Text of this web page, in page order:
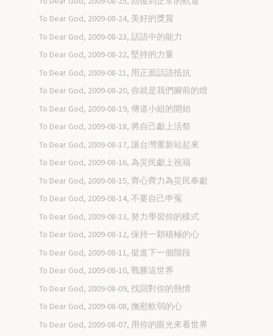
To Dear God, 2009-08-24, 美好的獎賞
To Dear God, 2009-08-23, 話語中的能力
To Dear God, 2009-08-22, 堅持的力量
To Dear God, 2009-08-21, 用正面話語抵抗
To Dear God, 2009-08-20, 你就是我們腳前的燈
To Dear God, 2009-08-19, 傳道小組的開始
To Dear God, 2009-08-18, 將自己獻上活祭
To Dear God, 2009-08-17, 讓台灣重新站起來
To Dear God, 2009-08-16, 為災民獻上祝福
To Dear God, 2009-08-15, 齊心齊力為災民奉獻
To Dear God, 2009-08-14, 不要自己申冤
To Dear God, 2009-08-13, 努力學習你的樣式
To Dear God, 2009-08-12, 保持一顆積極的心
To Dear God, 2009-08-11, 挺進下一個階段
To Dear God, 2009-08-10, 戰勝這世界
To Dear God, 2009-08-09, 找回對你的熱情
To Dear God, 2009-08-08, 撫慰軟弱的心
To Dear God, 2009-08-07, 用你的眼光來看世界